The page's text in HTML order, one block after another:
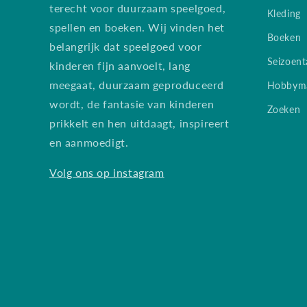
terecht voor duurzaam speelgoed,
spellen en boeken. Wij vinden het
belangrijk dat speelgoed voor
kinderen fijn aanvoelt, lang
meegaat, duurzaam geproduceerd
wordt, de fantasie van kinderen
prikkelt en hen uitdaagt, inspireert
en aanmoedigt.
Volg ons op instagram
Kleding
Boeken
Zoeken